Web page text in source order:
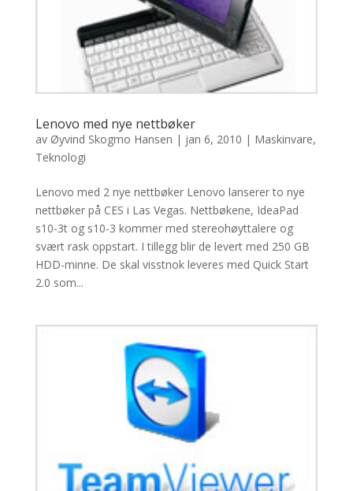
Lenovo med nye nettbøker
av Øyvind Skogmo Hansen | jan 6, 2010 | Maskinvare,
Teknologi
Lenovo med 2 nye nettbøker Lenovo lanserer to nye
nettbøker på CES i Las Vegas. Nettbøkene, IdeaPad
s10-3t og s10-3 kommer med stereohøyttalere og
svært rask oppstart. I tillegg blir de levert med 250 GB
HDD-minne. De skal visstnok leveres med Quick Start
2.0 som...